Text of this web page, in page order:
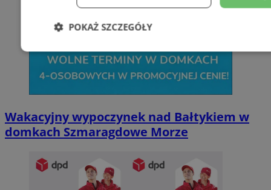
Wakacyjny wypoczynek nad Bałtykiem w
domkach Szmaragdowe Morze
POKAŻ SZCZEGÓŁY
Niezbędne Wydajność
Niezbędne Wydajność Targetowanie